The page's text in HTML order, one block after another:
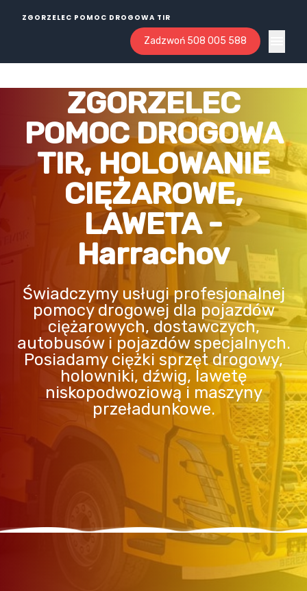
ZGORZELEC POMOC DROGOWA TIR
Zadzwoń 508 005 588
ZGORZELEC
POMOC DROGOWA
TIR, HOLOWANIE
CIĘŻAROWE,
LAWETA -
Harrachov
Świadczymy usługi profesjonalnej
pomocy drogowej dla pojazdów
ciężarowych, dostawczych,
autobusów i pojazdów specjalnych.
Posiadamy ciężki sprzęt drogowy,
holowniki, dźwig, lawetę
niskopodwoziową i maszyny
przeładunkowe.